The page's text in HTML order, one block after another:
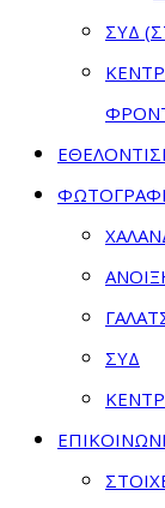
ΣΥΔ
ΣΥΔ